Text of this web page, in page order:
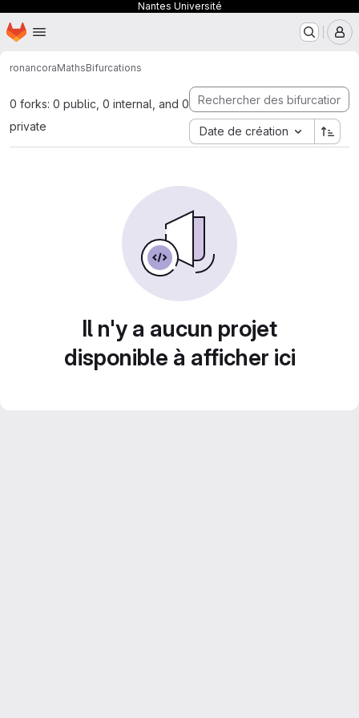
Nantes Université
Passer au contenu principal
Page d'accueil
ronancoraMathsBifurcations
0 forks: 0 public, 0 internal, and 0
private
Date de création
Il n'y a aucun projet
disponible à afficher ici